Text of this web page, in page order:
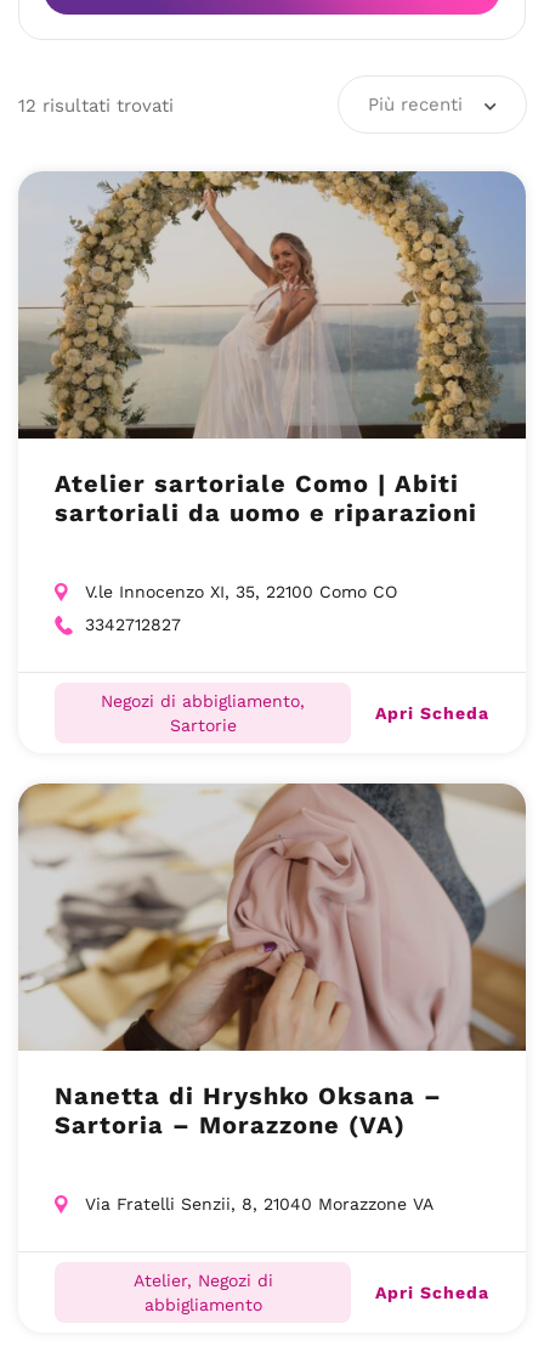
12 risultati trovati Più recenti
Atelier sartoriale Como | Abiti
sartoriali da uomo e riparazioni
V.le Innocenzo XI, 35, 22100 Como CO
3342712827
Negozi di abbigliamento,
Sartorie
Apri Scheda
Nanetta di Hryshko Oksana –
Sartoria – Morazzone (VA)
Via Fratelli Senzii, 8, 21040 Morazzone VA
Atelier, Negozi di
abbigliamento
Apri Scheda